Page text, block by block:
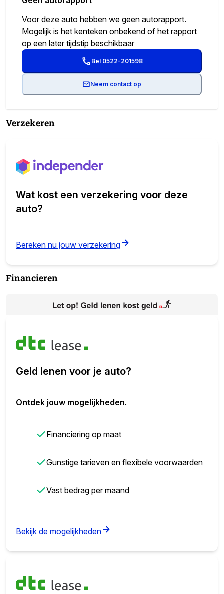
Voor deze auto hebben we geen autorapport.
Mogelijk is het kenteken onbekend of het rapport
op een later tijdstip beschikbaar
Bel 0522-201598
Neem contact op
Verzekeren
Wat kost een verzekering voor deze
auto?
Bereken nu jouw verzekering
Financieren
Geld lenen voor je auto?
Ontdek jouw mogelijkheden.
✓Financiering op maat
✓Gunstige tarieven en flexibele voorwaarden
✓Vast bedrag per maand
Bekijk de mogelijkheden